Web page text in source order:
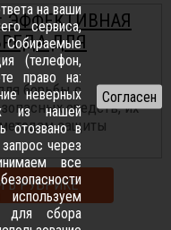
ЭФФЕКТИВНАЯ
ДЛЯ
борьбы с
средств, их
защиты
В РУБРИКЕ
на ваши
сервиса,
(телефон,
право на:
неверных
из нашей
отозвано в
через
все
для сбора